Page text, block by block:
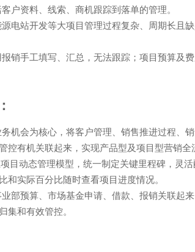
户资料、线索、商机跟踪到落单的管理。
电站开发等大项目管理过程复杂、周期长且
销手工填写、汇总，无法跟踪；项目预算及
机会为核心，将客户管理、销售推进过程、销
控有机关联起来，实现产品型及项目型营销全
目动态管理模型，统一制定关键里程碑，灵
和实际百分比随时查看项目进度情况。
部预算、市场基金申请、借款、报销关联起
集和有效管控。